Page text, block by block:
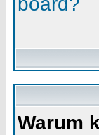
Warum